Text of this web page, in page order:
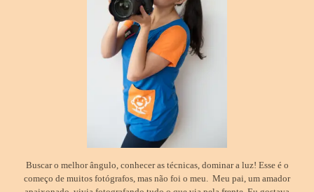
Buscar o melhor ângulo, conhecer as técnicas, dominar a luz! Esse é o
começo de muitos fotógrafos, mas não foi o meu. Meu pai, um amador